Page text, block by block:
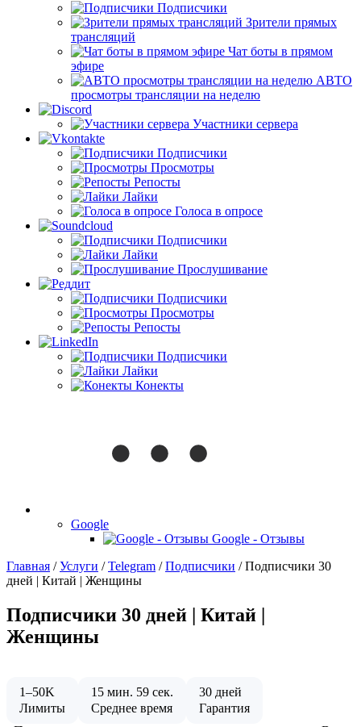
Подписчики
Зрители прямых
трансляций
Чат боты в прямом
эфире
АВТО
просмотры трансляции на неделю
Участники сервера
Подписчики
Просмотры
Репосты
Лайки
Голоса в опросе
Подписчики
Лайки
Прослушивание
Подписчики
Просмотры
Репосты
Подписчики
Лайки
Конекты
Google
Google - Отзывы
Главная /Услуги /Telegram /Подписчики /Подписчики 30
дней | Китай | Женщины
Подписчики 30 дней | Китай |
Женщины
1–50K
Лимиты
15 мин. 59 сек.
Среднее время
30 дней
Гарантия